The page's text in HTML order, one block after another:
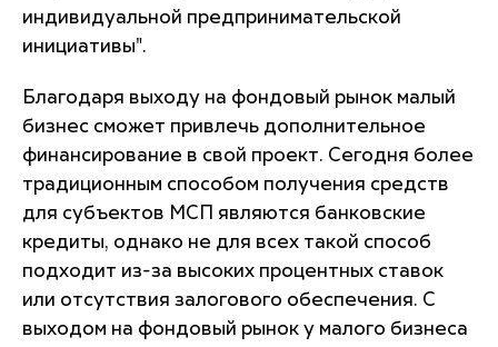
индивидуальной предпринимательской
инициативы".
Благодаря выходу на фондовый рынок малый
бизнес сможет привлечь дополнительное
финансирование в свой проект. Сегодня более
традиционным способом получения средств
для субъектов МСП являются банковские
кредиты, однако не для всех такой способ
подходит из-за высоких процентных ставок
или отсутствия залогового обеспечения. С
выходом на фондовый рынок у малого бизнеса